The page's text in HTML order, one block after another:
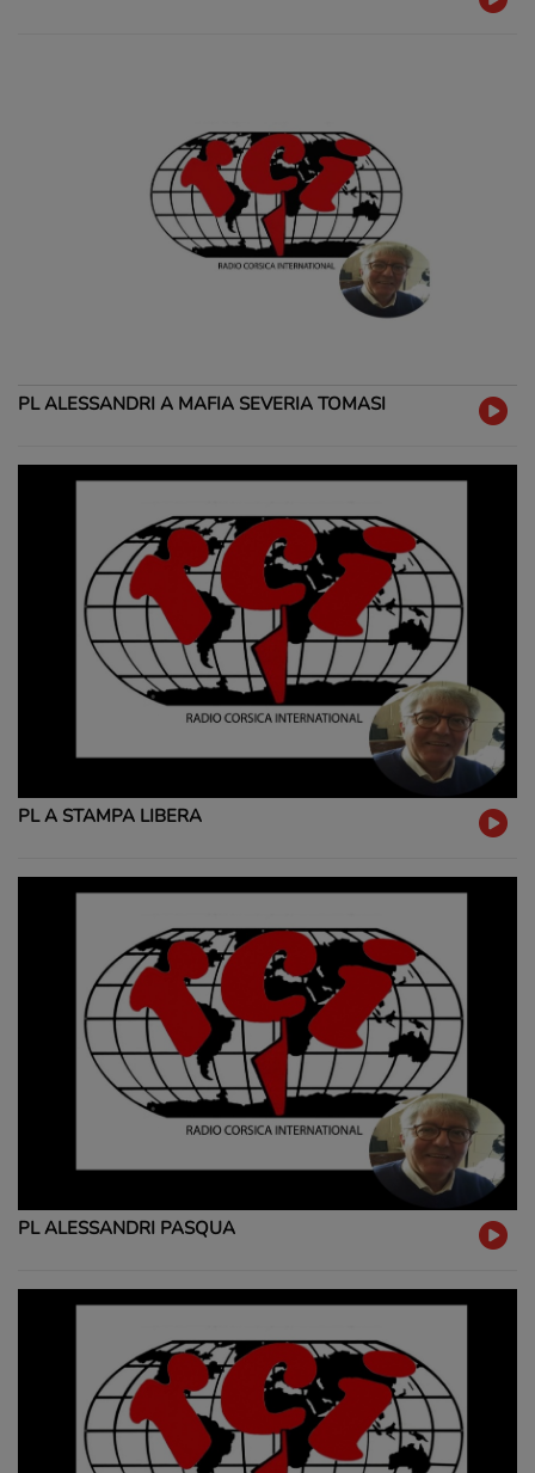
PL ALESSANDRI A MAFIA SEVERIA TOMASI
PL A STAMPA LIBERA
PL ALESSANDRI PASQUA